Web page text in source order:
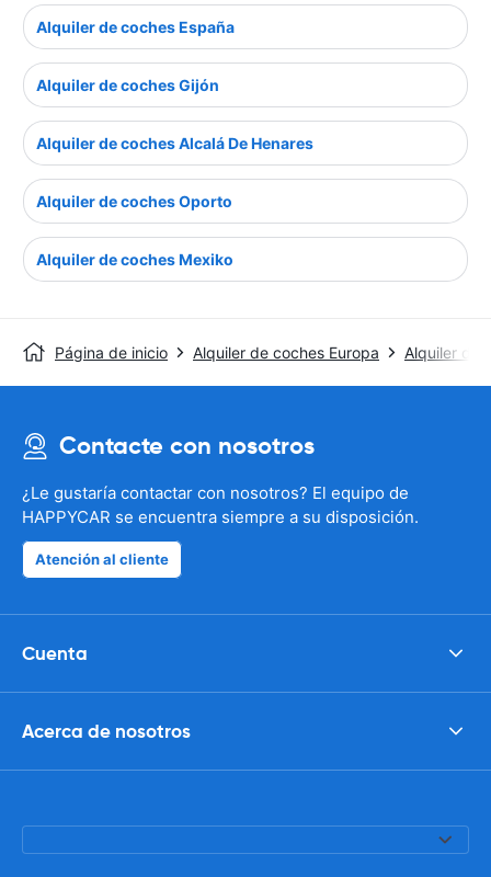
Alquiler de coches España
Alquiler de coches Gijón
Alquiler de coches Alcalá De Henares
Alquiler de coches Oporto
Alquiler de coches Mexiko
Página de inicio Alquiler de coches Europa Alquiler de
Contacte con nosotros
¿Le gustaría contactar con nosotros? El equipo de
HAPPYCAR se encuentra siempre a su disposición.
Atención al cliente
Cuenta
Acerca de nosotros